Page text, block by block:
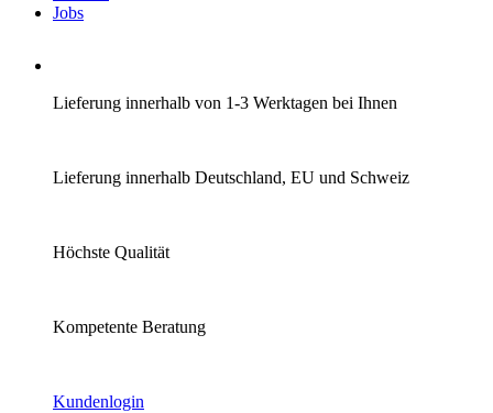
Jobs
Lieferung innerhalb von 1-3 Werktagen bei Ihnen
Lieferung innerhalb Deutschland, EU und Schweiz
Höchste Qualität
Kompetente Beratung
Kundenlogin